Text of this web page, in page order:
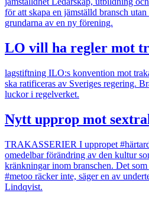
för att skapa en jämställd bransch
grundarna av en ny förening.
LO vill ha regler mot
lagstiftning ILO:s konvention mot
ska ratificeras av Sveriges regering.
luckor i regelverket.
Nytt upprop mot
TRAKASSERIER I uppropet
omedelbar förändring av den kultur
kränkningar inom branschen. Det
#metoo räcker inte, säger en av
Lindqvist.